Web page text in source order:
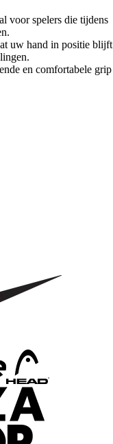
voor spelers die tijdens
uw hand in positie blijft
en comfortabele grip